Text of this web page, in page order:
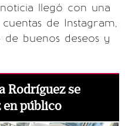
llegó con una
de Instagram,
buenos deseos y
Rodríguez se
en público